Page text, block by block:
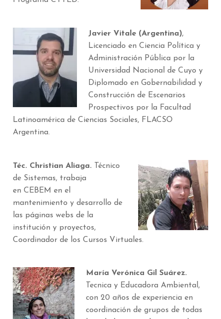
Javier Vitale (Argentina),
Licenciado en Ciencia Política y
Administración Pública por la
Universidad Nacional de Cuyo y
Diplomado en Gobernabilidad y
Construcción de Escenarios
Prospectivos por la Facultad
Latinoamérica de Ciencias Sociales, FLACSO
Argentina.
Téc. Christian Aliaga.
Técnico
de Sistemas, trabaja
en CEBEM en el
mantenimiento y desarrollo de
las páginas webs de la
institución y proyectos,
Coordinador de los Cursos Virtuales.
María Verónica Gil Suárez.
Tecnica y Educadora Ambiental,
con 20 años de experiencia en
coordinación de grupos de todas